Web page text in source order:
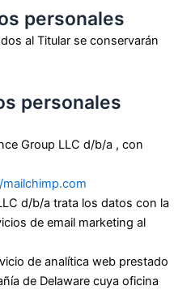
personales
al Titular se conservarán
personales
Group LLC d/b/a , con
d/b/a trata los datos con la
de email marketing al
de analítica web prestado
de Delaware cuya oficina